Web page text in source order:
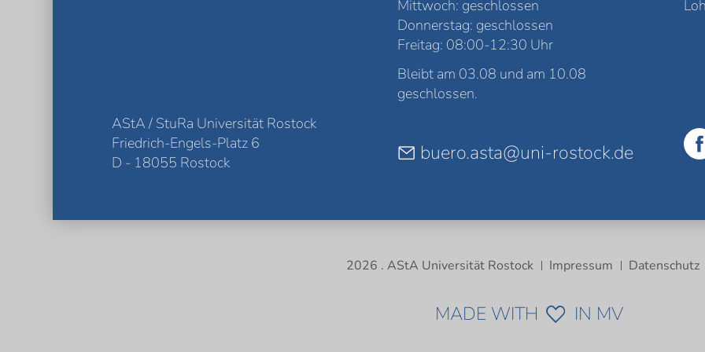
Mittwoch: geschlossen
Donnerstag: geschlossen
Freitag: 08:00-12:30 Uhr
Bleibt am 03.08 und am 10.08
geschlossen.
AStA / StuRa Universität Rostock
Friedrich-Engels-Platz 6
D - 18055 Rostock
buero.asta@uni-rostock.de
2026 . AStA Universität Rostock Impressum Datenschutz
MADE WITH IN MV